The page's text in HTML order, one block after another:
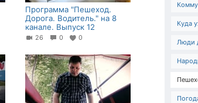
Программа "Пешеход.
Дорога. Водитель." на 8
канале. Выпуск 12
26 0 0
Куда
Люди